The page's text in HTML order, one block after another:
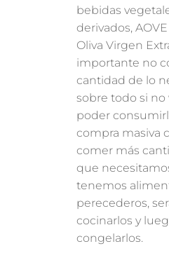
bebidas
derivados,
Oliva Virgen
importante no
cantidad de lo
sobre todo si no
poder
compra masiva
comer más
que
tenemos
perecederos,
cocinarlos y
congelarlos.